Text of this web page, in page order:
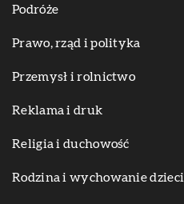
Podróże
Prawo, rząd i polityka
Przemysł i rolnictwo
Reklama i druk
Religia i duchowość
Rodzina i wychowanie dzieci